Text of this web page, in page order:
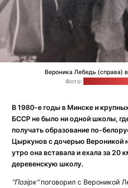
Вероника Лебедь (справа)
Фото:
В 1980-е годы в Минске и
БССР не было ни одной школы,
получать образование по-
Цыркунов с дочерью Вероникой
утро она вставала и ехала за 20
деревенскую школу.
“Позірк“поговорил с Вероникой